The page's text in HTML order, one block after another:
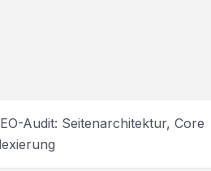
Audit: Seitenarchitektur, Core